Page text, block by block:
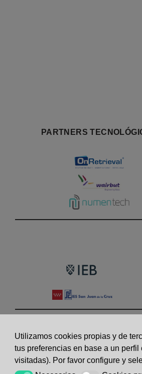
PARTNERS
NATTIA VENTURES.SL ® 2011 -
Utilizamos cookies propias y de
tus preferencias en base a un
visitadas). Por favor configure y